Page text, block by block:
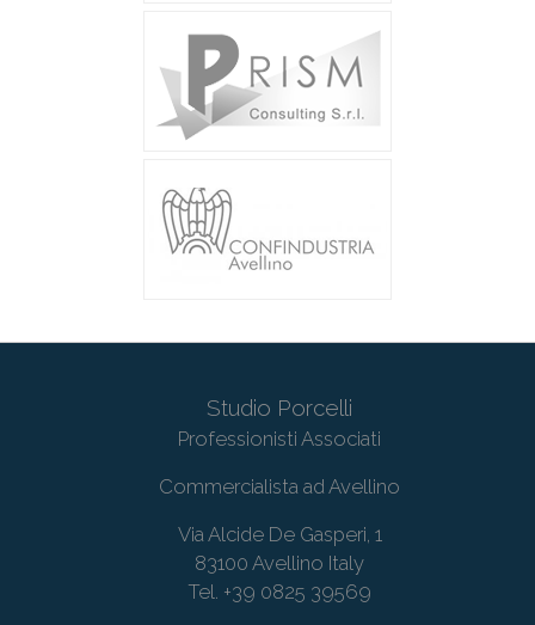
Studio Porcelli
Professionisti Associati
Commercialista ad Avellino
Via Alcide De Gasperi, 1
83100 Avellino Italy
Tel. +39 0825 39569